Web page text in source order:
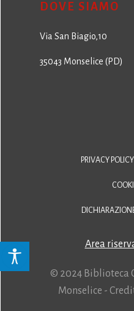
DOVE SIAMO
Via San Biagio,10
35043 Monselice (PD)
PRIVACY POLICY
Area
© 2024 Biblioteca
Monselice -